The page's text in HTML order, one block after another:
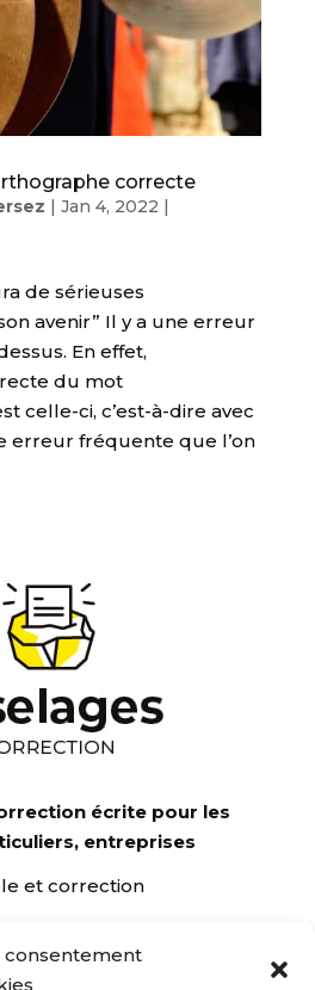
consentement
correcte
| Jan 4, 2022 |
de sérieuses
avenir” Il y a une erreur
En effet,
du mot
celle-ci, c’est-à-dire avec
erreur fréquente que l’on
écrite pour les
entreprises
et correction
: article, roman,